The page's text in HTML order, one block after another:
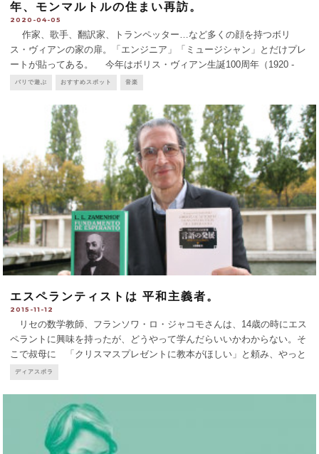
年、モンマルトルの住まい再訪。
2020-04-05
作家、歌手、翻訳家、トランペッター…など多くの顔を持つボリ
ス・ヴィアンの家の扉。「エンジニア」「ミュージシャン」とだけプレ
ートが貼ってある。 今年はボリス・ヴィアン生誕100周年（1920 -
1959）。演劇、コンサート、展覧会などたくさんのヴィアン・イベント
パリで遊ぶ おすすめスポット 音楽
エスペランティストは 平和主義者。
2015-11-12
リセの数学教師、フランソワ・ロ・ジャコモさんは、14歳の時にエス
ペラントに興味を持ったが、どうやって学んだらいいかわからない。そ
こで叔母に 「クリスマスプレゼントに教本がほしい」と頼み、やっと
16歳の時に入手した。そして１年後にはコンクールで優勝するまでに上
ディアスポラ